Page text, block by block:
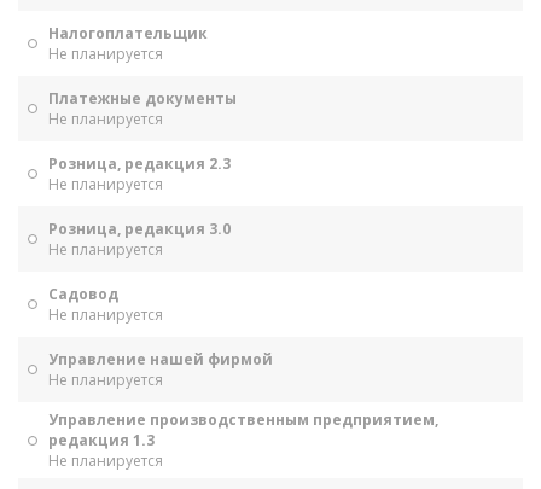
Налогоплательщик
Не планируется
Платежные документы
Не планируется
Розница, редакция 2.3
Не планируется
Розница, редакция 3.0
Не планируется
Садовод
Не планируется
Управление нашей фирмой
Не планируется
Управление производственным предприятием,
редакция 1.3
Не планируется